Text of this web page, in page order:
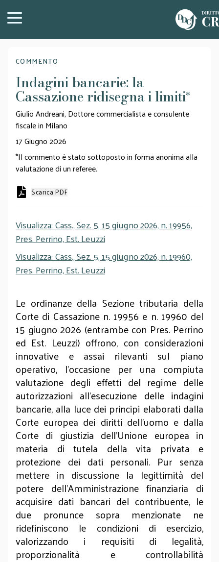
COMMENTO
Indagini bancarie: la
Cassazione ridisegna i limiti*
Giulio Andreani, Dottore commercialista e consulente
fiscale in Milano
17 Giugno 2026
*Il commento è stato sottoposto in forma anonima alla
valutazione di un referee.
Scarica PDF
Visualizza: Cass., Sez. 5, 15 giugno 2026, n. 19956,
Pres. Perrino, Est. Leuzzi
Visualizza: Cass., Sez. 5, 15 giugno 2026, n. 19960,
Pres. Perrino, Est. Leuzzi
Le ordinanze della Sezione tributaria della
Corte di Cassazione n. 19956 e n. 19960 del
15 giugno 2026 (entrambe con Pres. Perrino
ed Est. Leuzzi) offrono, con considerazioni
innovative e assai rilevanti sul piano
operativo, l'occasione per una compiuta
valutazione degli effetti del regime delle
autorizzazioni all’esecuzione delle indagini
bancarie, alla luce dei principi elaborati dalla
Corte europea dei diritti dell'uomo e dalla
Corte di giustizia dell'Unione europea in
materia di tutela della vita privata e
protezione dei dati personali. Pur senza
mettere in discussione la legittimità del
potere dell'Amministrazione finanziaria di
acquisire dati bancari del contribuente, le
due pronunce sopra menzionate ne
ridefiniscono le condizioni di esercizio,
valorizzando i requisiti di legalità,
proporzionalità e controllabilità